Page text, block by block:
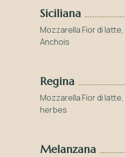
Siciliana
Mozzarella Fior di
Anchois
Regina
Mozzarella Fior di
herbes
Melanzana